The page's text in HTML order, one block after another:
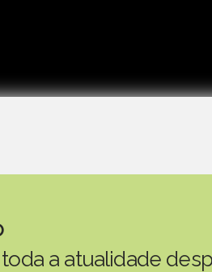
a atualidade